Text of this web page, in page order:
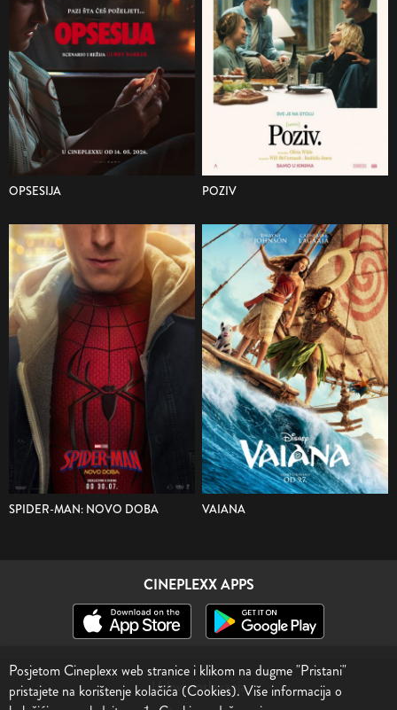
OPSESIJA POZIV
SPIDER-MAN: NOVO DOBA VAIANA
CINEPLEXX APPS
Uslovi poslovanja
Posjetom Cineplexx web stranice i klikom na dugme "Pristani"
pristajete na korištenje kolačića (Cookies). Više informacija o